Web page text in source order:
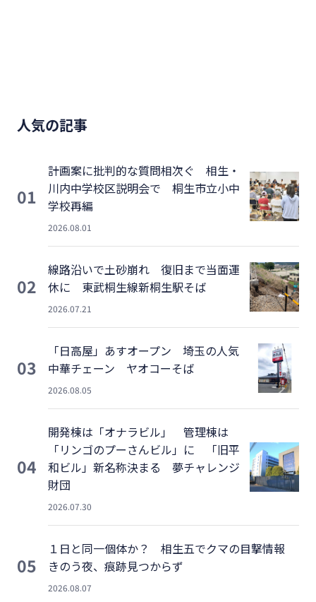
人気の記事
01
計画案に批判的な質問相次ぐ 相生・
川内中学校区説明会で 桐生市立小中
学校再編
2026.08.01
02
線路沿いで土砂崩れ 復旧まで当面運
休に 東武桐生線新桐生駅そば
2026.07.21
03
「日高屋」あすオープン 埼玉の人気
中華チェーン ヤオコーそば
2026.08.05
04
開発棟は「オナラビル」 管理棟は
「リンゴのプーさんビル」に 「旧平
和ビル」新名称決まる 夢チャレンジ
財団
2026.07.30
05
１日と同一個体か？ 相生五でクマの目撃情報
きのう夜、痕跡見つからず
2026.08.07